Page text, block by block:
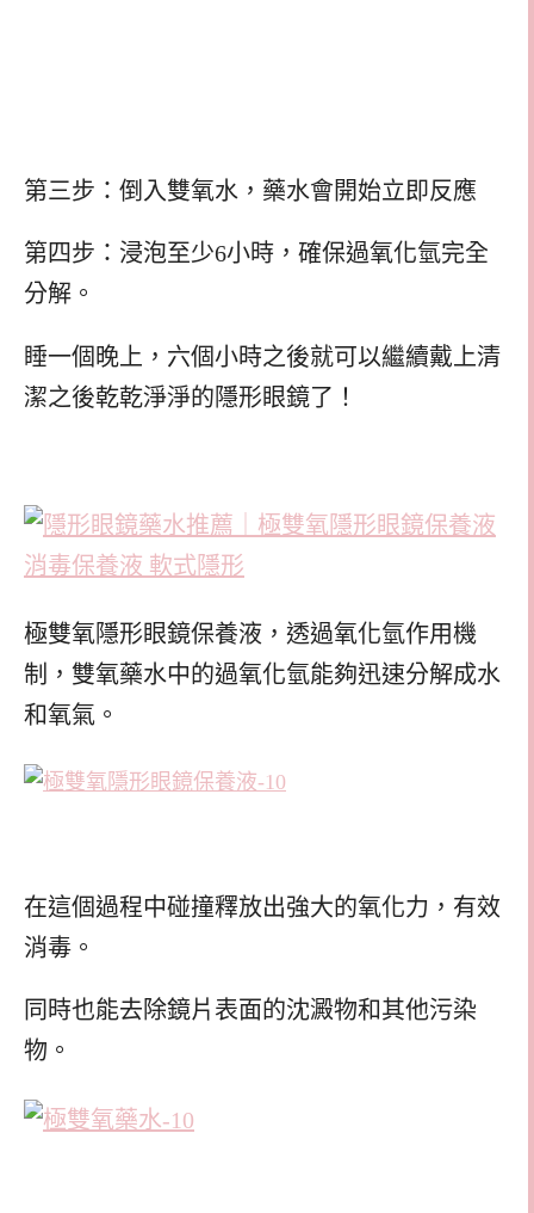
第三步：倒入雙氧水，藥水會開始立即反應
第四步：浸泡至少6小時，確保過氧化氫完全
分解。
睡一個晚上，六個小時之後就可以繼續戴上清
潔之後乾乾淨淨的隱形眼鏡了！
極雙氧隱形眼鏡保養液，透過氧化氫作用機
制，雙氧藥水中的過氧化氫能夠迅速分解成水
和氧氣。
在這個過程中碰撞釋放出強大的氧化力，有效
消毒。
同時也能去除鏡片表面的沈澱物和其他污染
物。